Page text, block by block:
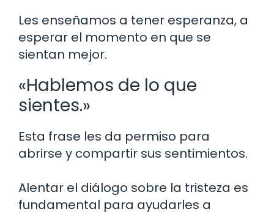
Les enseñamos a tener esperanza, a
esperar el momento en que se
sientan mejor.
«Hablemos de lo que
sientes.»
Esta frase les da permiso para
abrirse y compartir sus sentimientos.
Alentar el diálogo sobre la tristeza es
fundamental para ayudarles a